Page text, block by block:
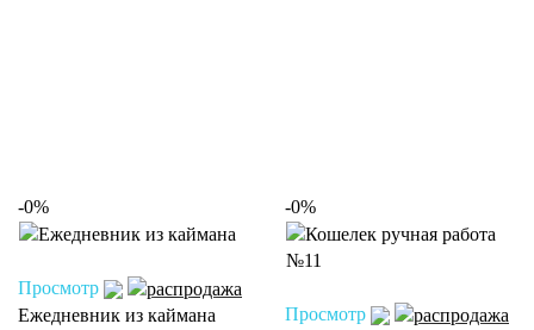
-0%
Просмотр
Ежедневник из каймана
-0%
Просмотр